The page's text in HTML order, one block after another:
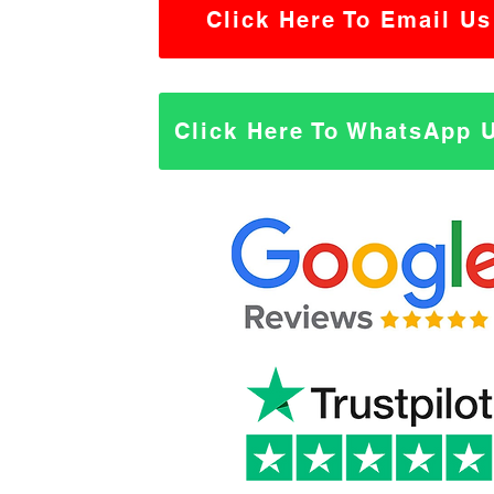
Click Here To Email Us
Click Here To WhatsApp